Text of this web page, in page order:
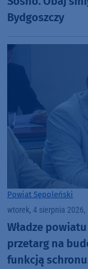
Bydgoszczy
Powiat Sępoleński
wtorek, 4 sierpnia 2026,
Władze
przetarg na
funkcją